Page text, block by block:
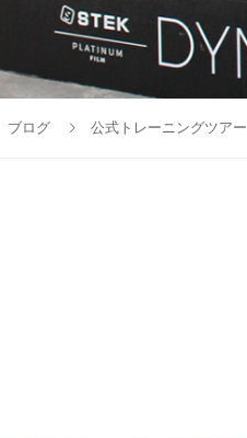
ブログ 公式トレーニングツアー